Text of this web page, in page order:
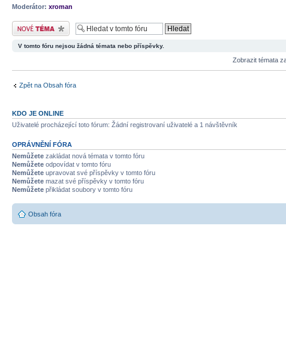
Moderátor: xroman
Odeslat nové téma
V tomto fóru nejsou žádná témata nebo příspěvky.
Zobrazit témata
Zpět na Obsah fóra
KDO JE ONLINE
Uživatelé procházející toto fórum: Žádní registrovaní uživatelé a 1 návštěvník
OPRÁVNĚNÍ FÓRA
Nemůžete zakládat nová témata v tomto fóru
Nemůžete odpovídat v tomto fóru
Nemůžete upravovat své příspěvky v tomto fóru
Nemůžete mazat své příspěvky v tomto fóru
Nemůžete přikládat soubory v tomto fóru
Obsah fóra